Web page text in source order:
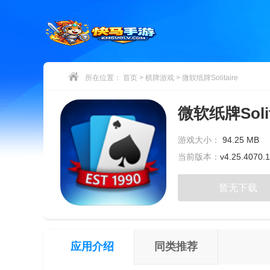
所在位置： 首页 > 棋牌游戏 > 微软纸牌Solitaire
微软纸牌
游戏大小： 94.25 MB
当前版本： v4.25.4070.1
暂无下载
应用介绍 同类推荐